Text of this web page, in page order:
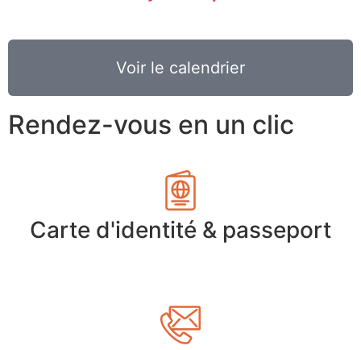
Voir le calendrier
Rendez-vous en un clic
Carte d'identité & passeport